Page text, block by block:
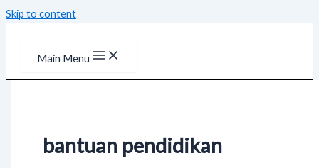
Skip to content
Main Menu
bantuan pendidikan